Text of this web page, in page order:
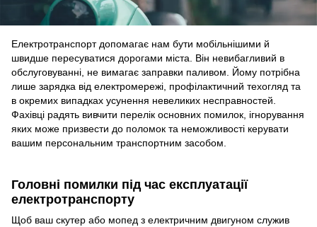
Електротранспорт допомагає нам бути мобільнішими й
швидше пересуватися дорогами міста. Він невибагливий в
обслуговуванні, не вимагає заправки паливом. Йому потрібна
лише зарядка від електромережі, профілактичний техогляд та
в окремих випадках усунення невеликих несправностей.
Фахівці радять вивчити перелік основних помилок, ігнорування
яких може призвести до поломок та неможливості керувати
вашим персональним транспортним засобом.
Головні помилки під час експлуатації
електротранспорту
Щоб ваш скутер або мопед з електричним двигуном служив